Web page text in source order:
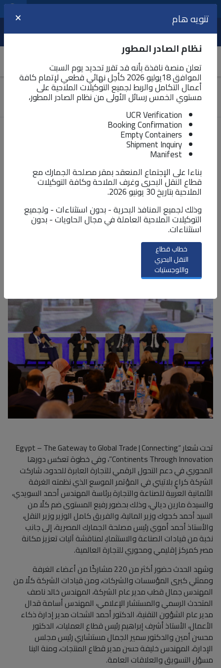
عرض
المركز الإعلامي
أخبار نافذة
انطلاق فعاليات مؤتمر الغرفة الألمانية
العربية للصناعة والتجارة تحت شعار مصر
:بوابة إلي التجارة العالمية
أخبار نافذة تم النشر فيمايو ١١، ٢٠٢٦
تحت شعار “Egypt – The Gateway to Global Trade | Connecting
Continents Through Innovation”، وفي خطوة تعكس دورها
المحوري في دعم التحول الرقمي للتجارة العابرة للحدود، شاركت
الشركة كراعٍ بلاتيني في المؤتمر الموسع الذي نظمته الغرفة
الألمانية العربية للصناعة والتجارة برئاسة المهندس أحمد السويدي،
والسيدة مارين ديالي، وذلك بحضور رفيع المستوى ضم كلًا من
السيد أحمد كجوك وزير المالية، والفريق كامل الوزير وزير النقل،
والأستاذ أحمد أموي رئيس مصلحة الجمارك المصرية، إلى جانب
نخبة من قيادات الصناعة والاستثمار، لمناقشة آليات تعزيز مكانة
مصر كمركز إقليمي ومحوري للتجارة العالمية.
وشهد الحدث حضور أكثر من 220 مشاركًا من أعضاء الغرفة
وممثلي كبرى المؤسسات والشركات، ومن قيادات الشركة كلًا من
المهندس جمال قطب مدير عام الشركة، المهندس خالد ناصف
المتحدث الرسمي والمستشار الإعلامي، المهندس أسامة قدال
مدير عام الشؤون التقنية، الدكتور أحمد الشحات مدير إدارة ذكاء
الأعمال، الأستاذ أشرف إبراهيم رئيس قطاع العمليات، الدكتور
محسن أمين والدكتور سمير الجمال مستشاري رئيس مجلس
الإدارة، المهندس خليفة حسن مدير قطاع المنتجات، ومنة البنا
مسؤل التسويق والعلاقات العامة.
تنويه هام ×
نظام الصادر المطور
تعلن منصة نافذة بأنه قد تقرر تحديد يوم السبت
الموافق 18يوليو 2026 كأجل نهائي قطعي لإتمام كافة
أعمال التكامل والربط لجميع التوكيلات الملاحية على
مستوي الخمس رسائل الأولى من نظام الصادر المطور،
UCR Verification
Booking Confirmation
Empty Containers
Shipment Inquiry
Manifest
بناءا على الإجتماع المنعقد بمقر مصلحة الجمارك مع
قطاع النقل البحرى وغرف الملاحة وكافة التوكيلات
الملاحية بتاريخ 30 يونيو 2026.
وذلك لجميع المنافذ البحرية - بدون استثناءات - ولجميع
التوكيلات الملاحية العاملة في مجال الحاويات - بدون
استثناءات.
خطاب قطاع
النقل البحري
واللوجستيات